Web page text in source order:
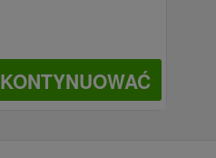
KONTYNUOWAĆ